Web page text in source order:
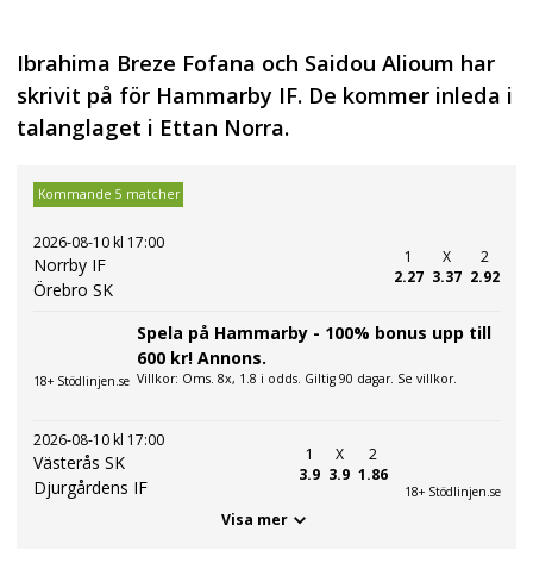
Ibrahima Breze Fofana och Saidou Alioum har
skrivit på för Hammarby IF. De kommer inleda i
talanglaget i Ettan Norra.
Kommande 5 matcher
2026-08-10 kl 17:00
Norrby IF
Örebro SK
1
2.27
X
3.37
2
2.92
18+ Stödlinjen.se
Spela på Hammarby - 100% bonus upp till
600 kr! Annons.
Villkor: Oms. 8x, 1.8 i odds. Giltig 90 dagar. Se villkor.
2026-08-10 kl 17:00
Västerås SK
Djurgårdens IF
1
3.9
X
3.9
2
1.86
18+ Stödlinjen.se
Visa mer